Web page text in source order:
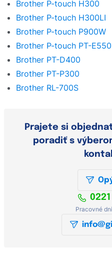
Brother P-touch H300
Brother P-touch H300LI
Brother P-touch P900W
Brother P-touch PT-E550
Brother PT-D400
Brother PT-P300
Brother RL-700S
Prajete si
poradiť s
Pracovné